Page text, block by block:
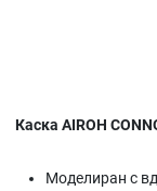
Каска AIROH
Моделиран с